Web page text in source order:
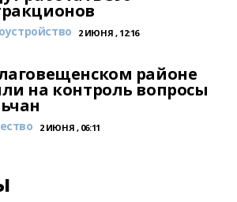
2 ИЮНЯ , 12:16
районе
на контроль вопросы
2 ИЮНЯ , 06:11